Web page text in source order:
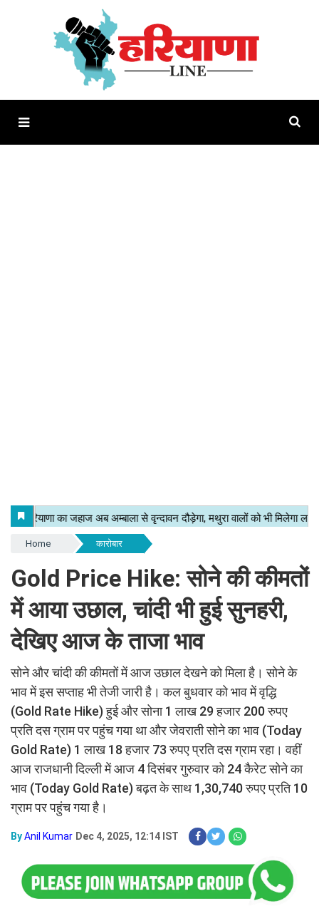
Home कारोबार
Gold Price Hike: सोने की कीमतों
में आया उछाल, चांदी भी हुई सुनहरी,
देखिए आज के ताजा भाव
सोने और चांदी की कीमतों में आज उछाल देखने को मिला है। सोने के
भाव में इस सप्ताह भी तेजी जारी है। कल बुधवार को भाव में वृद्धि
(Gold Rate Hike) हुई और सोना 1 लाख 29 हजार 200 रुपए
प्रति दस ग्राम पर पहुंच गया था और जेवराती सोने का भाव (Today
Gold Rate) 1 लाख 18 हजार 73 रुपए प्रति दस ग्राम रहा। वहीं
आज राजधानी दिल्ली में आज 4 दिसंबर गुरुवार को 24 कैरेट सोने का
भाव (Today Gold Rate) बढ़त के साथ 1,30,740 रुपए प्रति 10
ग्राम पर पहुंच गया है।
ByAnil Kumar Dec 4, 2025, 12:14 IST